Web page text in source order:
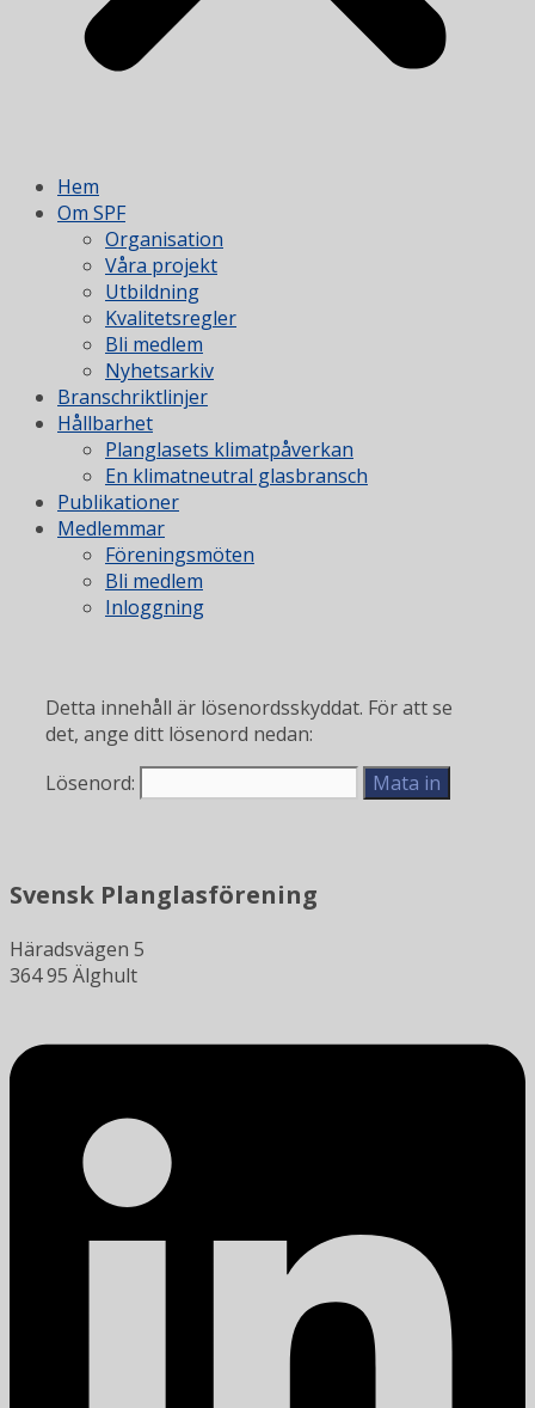
Hem
Om SPF
Organisation
Våra projekt
Utbildning
Kvalitetsregler
Bli medlem
Nyhetsarkiv
Branschriktlinjer
Hållbarhet
Planglasets klimatpåverkan
En klimatneutral glasbransch
Publikationer
Medlemmar
Föreningsmöten
Bli medlem
Inloggning
Detta innehåll är lösenordsskyddat. För att se
det, ange ditt lösenord nedan:
Lösenord:
Svensk Planglasförening
Häradsvägen 5
364 95 Älghult